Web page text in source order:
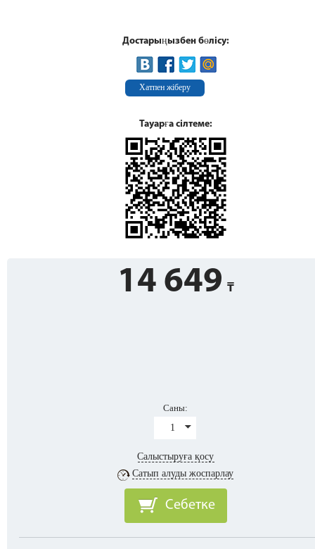
Достарыңызбен бөлісу:
Хатпен жіберу
Тауарға сілтеме:
14 649
Саны:
1
Салыстыруға қосу
Сатып алуды жоспарлау
Себетке